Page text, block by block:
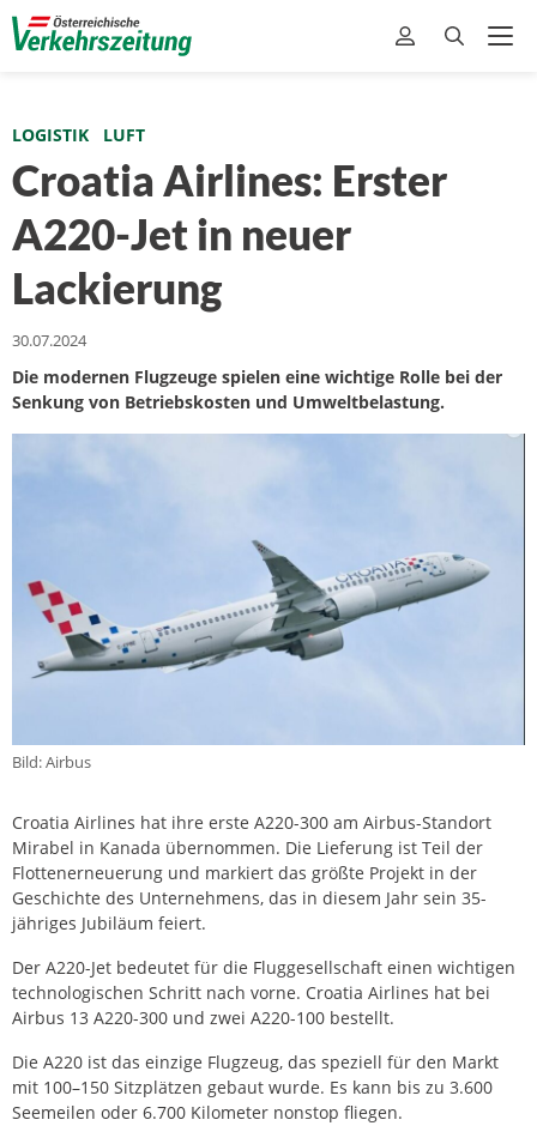
LOGISTIK LUFT
Croatia Airlines: Erster
A220-Jet in neuer
Lackierung
30.07.2024
Die modernen Flugzeuge spielen eine wichtige Rolle bei der
Senkung von Betriebskosten und Umweltbelastung.
Bild: Airbus
Croatia Airlines hat ihre erste A220-300 am Airbus-Standort
Mirabel in Kanada übernommen. Die Lieferung ist Teil der
Flottenerneuerung und markiert das größte Projekt in der
Geschichte des Unternehmens, das in diesem Jahr sein 35-
jähriges Jubiläum feiert.
Der A220-Jet bedeutet für die Fluggesellschaft einen wichtigen
technologischen Schritt nach vorne. Croatia Airlines hat bei
Airbus 13 A220-300 und zwei A220-100 bestellt.
Die A220 ist das einzige Flugzeug, das speziell für den Markt
mit 100–150 Sitzplätzen gebaut wurde. Es kann bis zu 3.600
Seemeilen oder 6.700 Kilometer nonstop fliegen.